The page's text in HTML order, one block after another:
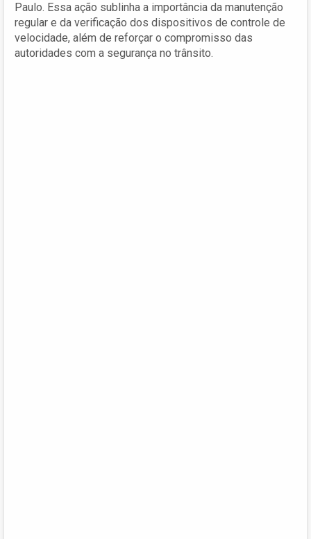
Paulo. Essa ação sublinha a importância da manutenção
regular e da verificação dos dispositivos de controle de
velocidade, além de reforçar o compromisso das
autoridades com a segurança no trânsito.